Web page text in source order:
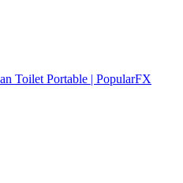
Toilet Portable | PopularFX